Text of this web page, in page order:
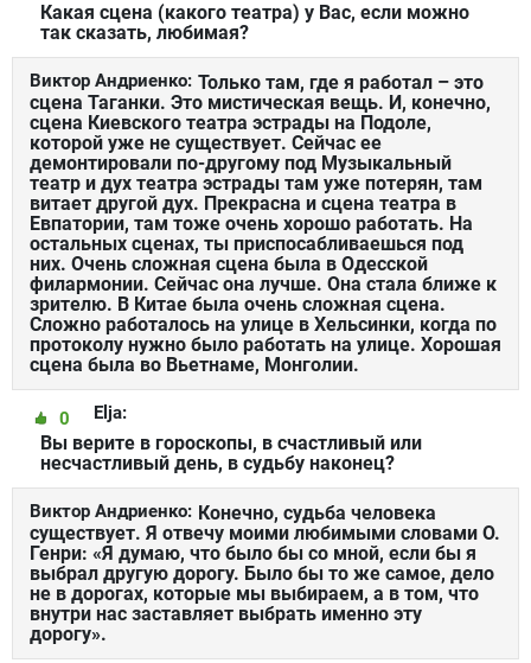
Какая сцена (какого театра) у Вас, если можно
так сказать, любимая?
Виктор Андриенко: Только там, где я работал – это
сцена Таганки. Это мистическая вещь. И, конечно,
сцена Киевского театра эстрады на Подоле,
которой уже не существует. Сейчас ее
демонтировали по-другому под Музыкальный
театр и дух театра эстрады там уже потерян, там
витает другой дух. Прекрасна и сцена театра в
Евпатории, там тоже очень хорошо работать. На
остальных сценах, ты приспосабливаешься под
них. Очень сложная сцена была в Одесской
филармонии. Сейчас она лучше. Она стала ближе к
зрителю. В Китае была очень сложная сцена.
Сложно работалось на улице в Хельсинки, когда по
протоколу нужно было работать на улице. Хорошая
сцена была во Вьетнаме, Монголии.
Elja:
0
Вы верите в гороскопы, в счастливый или
несчастливый день, в судьбу наконец?
Виктор Андриенко: Конечно, судьба человека
существует. Я отвечу моими любимыми словами О.
Генри: «Я думаю, что было бы со мной, если бы я
выбрал другую дорогу. Было бы то же самое, дело
не в дорогах, которые мы выбираем, а в том, что
внутри нас заставляет выбрать именно эту
дорогу».